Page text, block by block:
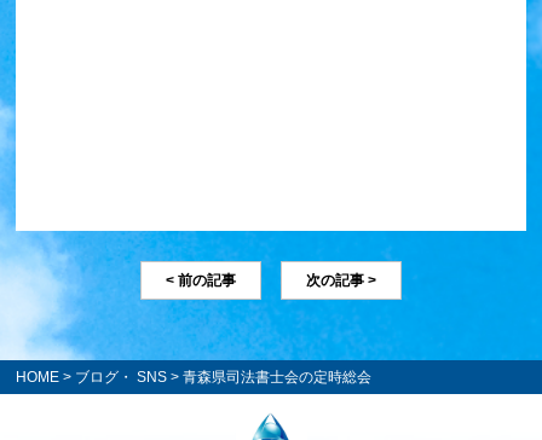
< 前の記事 次の記事 >
HOME > ブログ・ SNS > 青森県司法書士会の定時総会